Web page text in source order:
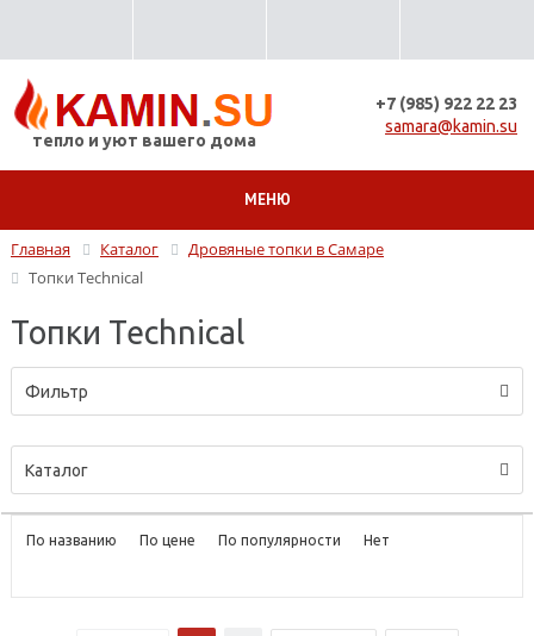
тепло и уют вашего дома
+7 (985) 922 22 23
samara@kamin.su
МЕНЮ
Главная Каталог
Дровяные топки в Самаре
Топки Technical
Топки Technical
Фильтр
Каталог
По названию По цене По популярности Нет